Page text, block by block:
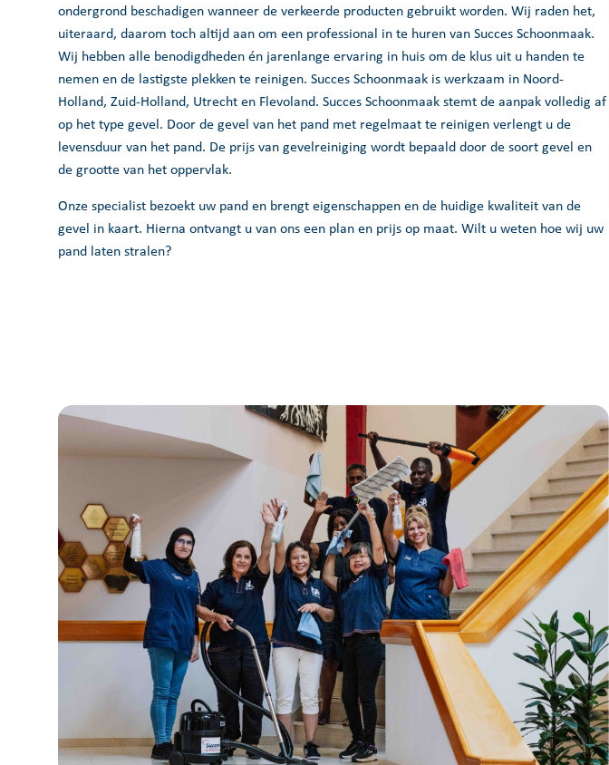
ondergrond beschadigen wanneer de verkeerde producten gebruikt worden. Wij raden het,
uiteraard, daarom toch altijd aan om een professional in te huren van Succes Schoonmaak.
Wij hebben alle benodigdheden én jarenlange ervaring in huis om de klus uit u handen te
nemen en de lastigste plekken te reinigen. Succes Schoonmaak is werkzaam in Noord-
Holland, Zuid-Holland, Utrecht en Flevoland. Succes Schoonmaak stemt de aanpak volledig af
op het type gevel. Door de gevel van het pand met regelmaat te reinigen verlengt u de
levensduur van het pand. De prijs van gevelreiniging wordt bepaald door de soort gevel en
de grootte van het oppervlak.
Onze specialist bezoekt uw pand en brengt eigenschappen en de huidige kwaliteit van de
gevel in kaart. Hierna ontvangt u van ons een plan en prijs op maat. Wilt u weten hoe wij uw
pand laten stralen?